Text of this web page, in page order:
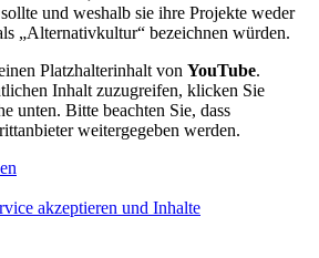
und weshalb sie ihre Projekte weder
„Alternativkultur“ bezeichnen würden.
Platzhalterinhalt von YouTube.
Inhalt zuzugreifen, klicken Sie
unten. Bitte beachten Sie, dass
weitergegeben werden.
akzeptieren und Inhalte